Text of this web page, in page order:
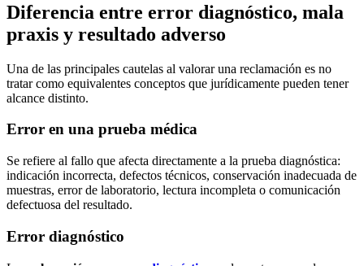
Diferencia entre error diagnóstico, mala
praxis y resultado adverso
Una de las principales cautelas al valorar una reclamación es no
tratar como equivalentes conceptos que jurídicamente pueden tener
alcance distinto.
Error en una prueba médica
Se refiere al fallo que afecta directamente a la prueba diagnóstica:
indicación incorrecta, defectos técnicos, conservación inadecuada de
muestras, error de laboratorio, lectura incompleta o comunicación
defectuosa del resultado.
Error diagnóstico